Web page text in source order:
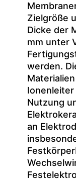
Zielgröße
Dicke der
mm unter
werden.
Ionenleiter
Nutzung
an